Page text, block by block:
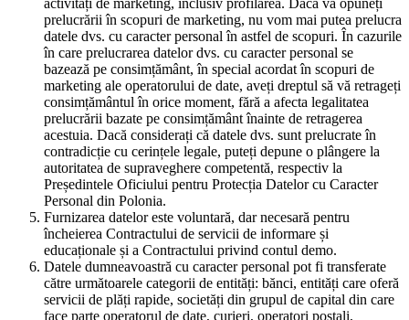
activități de marketing, inclusiv profilarea. Dacă vă opuneți
prelucrării în scopuri de marketing, nu vom mai putea prelucra
datele dvs. cu caracter personal în astfel de scopuri. În cazurile
în care prelucrarea datelor dvs. cu caracter personal se
bazează pe consimțământ, în special acordat în scopuri de
marketing ale operatorului de date, aveți dreptul să vă retrageți
consimțământul în orice moment, fără a afecta legalitatea
prelucrării bazate pe consimțământ înainte de retragerea
acestuia. Dacă considerați că datele dvs. sunt prelucrate în
contradicție cu cerințele legale, puteți depune o plângere la
autoritatea de supraveghere competentă, respectiv la
Președintele Oficiului pentru Protecția Datelor cu Caracter
Personal din Polonia.
Furnizarea datelor este voluntară, dar necesară pentru
încheierea Contractului de servicii de informare și
educaționale și a Contractului privind contul demo.
Datele dumneavoastră cu caracter personal pot fi transferate
către următoarele categorii de entități: bănci, entități care oferă
servicii de plăți rapide, societăți din grupul de capital din care
face parte operatorul de date, curieri, operatori poștali,